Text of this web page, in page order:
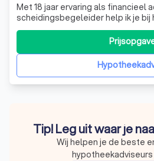
Met 18 jaar ervaring als financieel
scheidingsbegeleider help ik je bij
financiële stabiliteit en het
Tip! Leg uit waar je
Wij helpen je de beste